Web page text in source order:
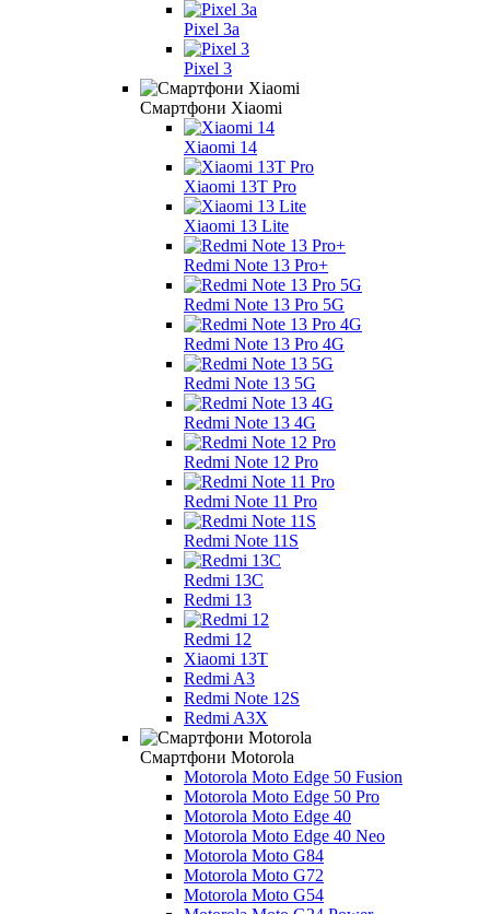
Pixel 3a
Pixel 3
Смартфони Xiaomi
Xiaomi 14
Xiaomi 13T Pro
Xiaomi 13 Lite
Redmi Note 13 Pro+
Redmi Note 13 Pro 5G
Redmi Note 13 Pro 4G
Redmi Note 13 5G
Redmi Note 13 4G
Redmi Note 12 Pro
Redmi Note 11 Pro
Redmi Note 11S
Redmi 13C
Redmi 13
Redmi 12
Xiaomi 13T
Redmi A3
Redmi Note 12S
Redmi A3X
Смартфони Motorola
Motorola Moto Edge 50 Fusion
Motorola Moto Edge 50 Pro
Motorola Moto Edge 40
Motorola Moto Edge 40 Neo
Motorola Moto G84
Motorola Moto G72
Motorola Moto G54